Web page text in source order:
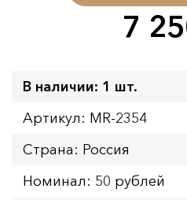
7
В наличии: 1 шт.
Артикул: MR-2354
Страна: Россия
Номинал: 50 рублей